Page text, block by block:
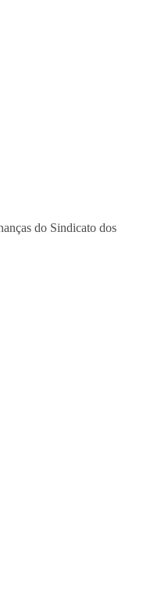
do Sindicato dos